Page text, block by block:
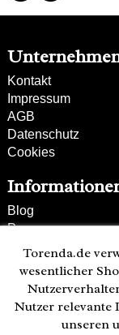
Kontakt
Impressum
AGB
Datenschutz
Cookies
Blog
Presse
Partner
Versand und
Bestellung
Kunden-
Torenda.de
wesentlicher
Nutzer relevante
unseren